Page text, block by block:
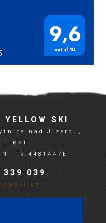
SKI
nad Jizerou,
15.4481447E
339 039